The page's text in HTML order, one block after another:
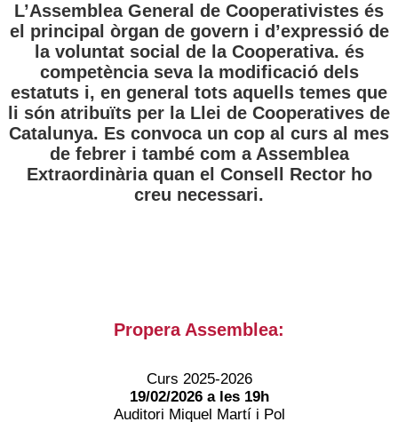
L’Assemblea General de Cooperativistes és
el principal òrgan de govern i d’expressió de
la voluntat social de la Cooperativa. és
competència seva la modificació dels
estatuts i, en general tots aquells temes que
li són atribuïts per la Llei de Cooperatives de
Catalunya. Es convoca un cop al curs al mes
de febrer i també com a Assemblea
Extraordinària quan el Consell Rector ho
creu necessari.
Propera Assemblea:
Curs 2025-2026
19/02/2026 a les 19h
Auditori Miquel Martí i Pol